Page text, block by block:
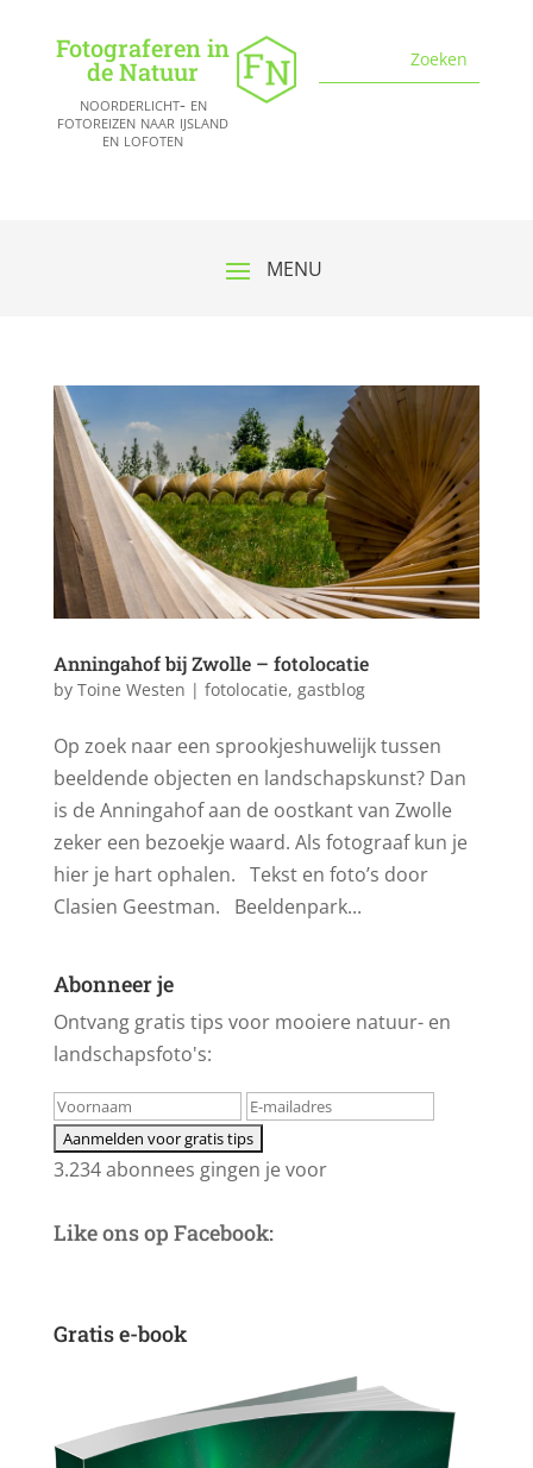
Fotograferen in
de Natuur
noorderlicht- en
fotoreizen naar ijsland
en lofoten
Anningahof bij Zwolle – fotolocatie
by Toine Westen | fotolocatie, gastblog
Op zoek naar een sprookjeshuwelijk tussen
beeldende objecten en landschapskunst? Dan
is de Anningahof aan de oostkant van Zwolle
zeker een bezoekje waard. Als fotograaf kun je
hier je hart ophalen. Tekst en foto’s door
Clasien Geestman. Beeldenpark...
Abonneer je
Ontvang gratis tips voor mooiere natuur- en
landschapsfoto's:
3.234 abonnees gingen je voor
Like ons op Facebook:
Gratis e-book